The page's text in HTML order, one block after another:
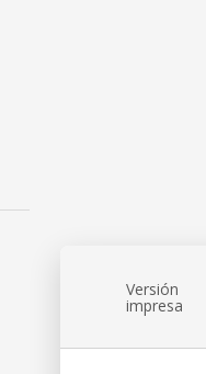
Versión
impresa